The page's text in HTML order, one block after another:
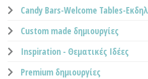
Candy Bars-Welcome Tables-
Custom made δημιουργίες
Inspiration - Θεματικές Ιδέες
Premium δημιουργίες